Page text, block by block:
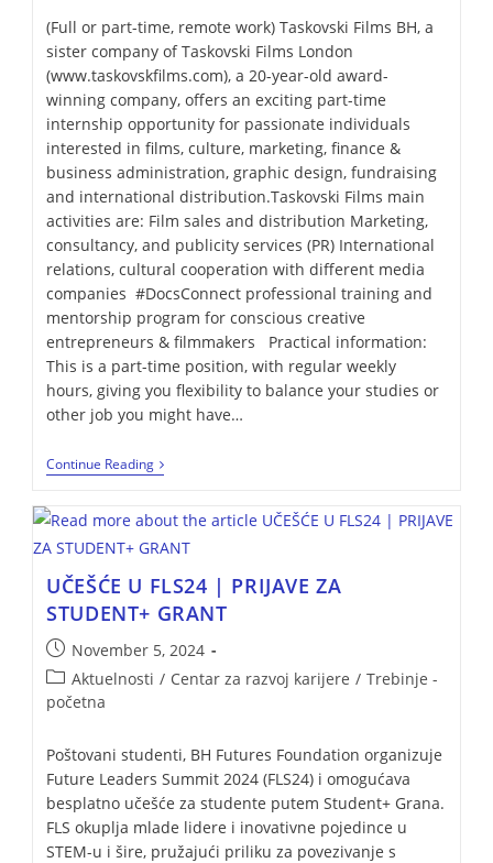
(Full or part-time, remote work) Taskovski Films BH, a
sister company of Taskovski Films London
(www.taskovskfilms.com), a 20-year-old award-
winning company, offers an exciting part-time
internship opportunity for passionate individuals
interested in films, culture, marketing, finance &
business administration, graphic design, fundraising
and international distribution.Taskovski Films main
activities are: Film sales and distribution Marketing,
consultancy, and publicity services (PR) International
relations, cultural cooperation with different media
companies #DocsConnect professional training and
mentorship program for conscious creative
entrepreneurs & filmmakers Practical information:
This is a part-time position, with regular weekly
hours, giving you flexibility to balance your studies or
other job you might have…
Continue Reading
UČEŠĆE U FLS24 | PRIJAVE ZA
STUDENT+ GRANT
November 5, 2024
Aktuelnosti / Centar za razvoj karijere / Trebinje -
početna
Poštovani studenti, BH Futures Foundation organizuje
Future Leaders Summit 2024 (FLS24) i omogućava
besplatno učešće za studente putem Student+ Grana.
FLS okuplja mlade lidere i inovativne pojedince u
STEM-u i šire, pružajući priliku za povezivanje s